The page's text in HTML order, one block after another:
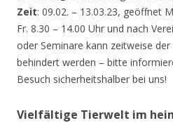
Zeit: 09.02. – 13.03.23, geöffnet
Fr. 8.30 – 14.00 Uhr und nach
oder Seminare kann zeitweise
behindert werden – bitte
Besuch sicherheitshalber bei uns!
Vielfältige Tierwelt im